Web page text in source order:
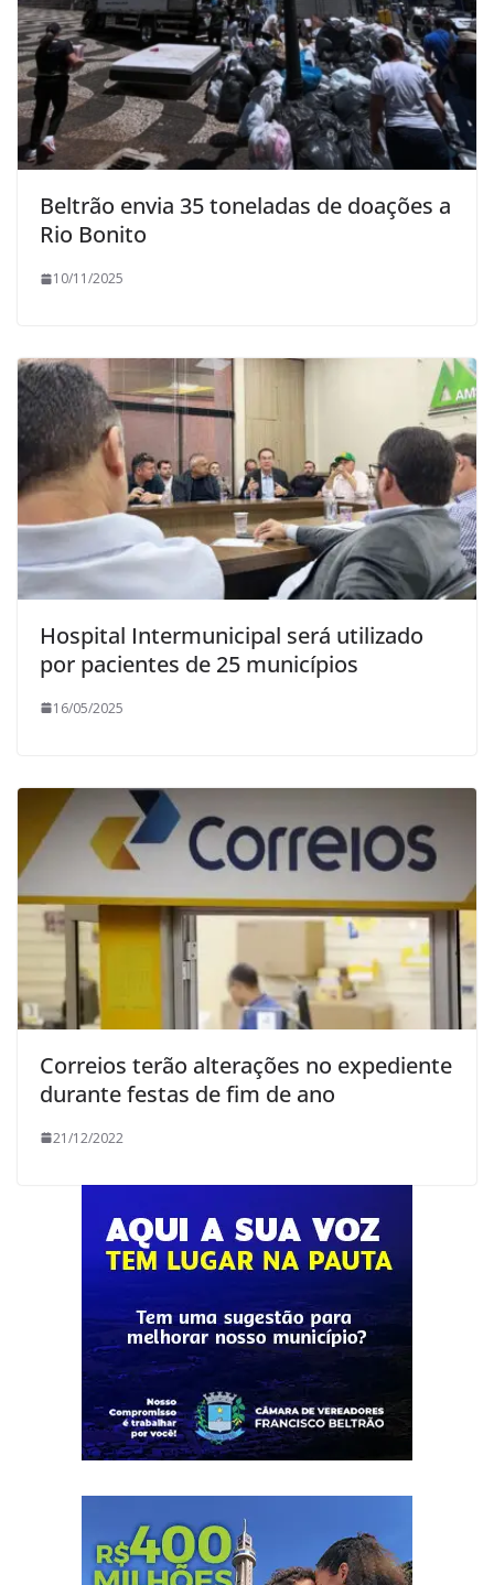
Beltrão envia 35 toneladas de doações a
Rio Bonito
10/11/2025
Hospital Intermunicipal será utilizado
por pacientes de 25 municípios
16/05/2025
Correios terão alterações no expediente
durante festas de fim de ano
21/12/2022